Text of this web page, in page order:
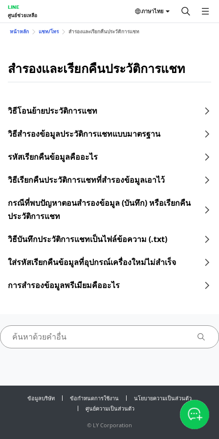
LINE
ศูนย์ช่วยเหลือ
ภาษาไทย
หน้าหลัก แชท/โทร สำรองและเรียกคืนประวัติการแชท
สำรองและเรียกคืนประวัติการแชท
วิธีโอนย้ายประวัติการแชท
วิธีสำรองข้อมูลประวัติการแชทแบบมาตรฐาน
รหัสเรียกคืนข้อมูลคืออะไร
วิธีเรียกคืนประวัติการแชทที่สำรองข้อมูลเอาไว้
กรณีที่พบปัญหาตอนสำรองข้อมูล (บันทึก) หรือเรียกคืน
ประวัติการแชท
วิธีบันทึกประวัติการแชทเป็นไฟล์ข้อความ (.txt)
ใส่รหัสเรียกคืนข้อมูลที่อุปกรณ์เครื่องใหม่ไม่สำเร็จ
การสำรองข้อมูลพรีเมียมคืออะไร
ข้อมูลบริษัท ข้อกำหนดการใช้งาน
นโยบายความเป็นส่วนตัว
ศูนย์ความเป็นส่วนตัว
© LY Corporation